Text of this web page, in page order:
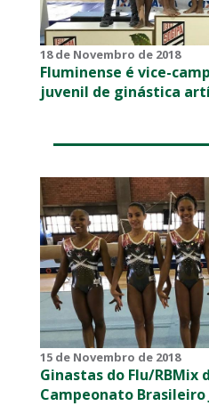
18 de Novembro de 2018
Fluminense é vice-
juvenil de ginástica
15 de Novembro de 2018
Ginastas do Flu/RBMix
Campeonato Brasileiro